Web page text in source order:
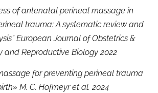
of antenatal perineal massage in
trauma: A systematic review and
European Journal of Obstetrics &
and Reproductive Biology2022
for preventing perineal trauma
M. C. Hofmeyr et al. 2024